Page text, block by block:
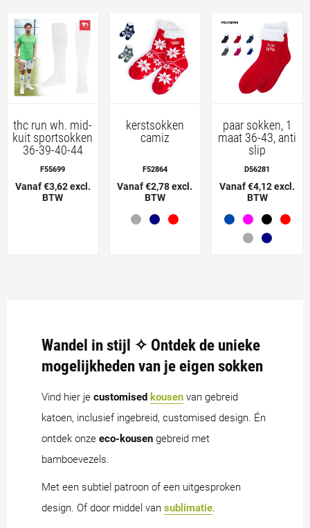
thc run wh. mid-
kuit sportsokken
36-39-40-44
F55699
Vanaf €3,62 excl.
BTW
kerstsokken
camiz
F52864
Vanaf €2,78 excl.
BTW
paar sokken, 1
maat 36-43, anti
slip
D56281
Vanaf €4,12 excl.
BTW
Wandel in stijl ✧ Ontdek de unieke
mogelijkheden van je eigen sokken
Vind hier je customised kousen van gebreid
katoen, inclusief ingebreid, customised design. Én
ontdek onze eco-kousen gebreid met
bamboevezels.
Met een subtiel patroon of een uitgesproken
design. Of door middel van sublimatie.